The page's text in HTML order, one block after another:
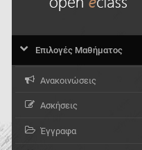
Επιλογές Μαθήματος
Ανακοινώσεις
Ασκήσεις
Έγγραφα